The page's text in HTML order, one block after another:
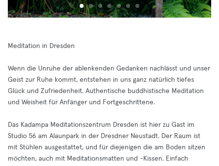
Meditation in Dresden
Wenn die Unruhe der ablenkenden Gedanken nachlässt und unser
Geist zur Ruhe kommt, entstehen in uns ganz natürlich tiefes
Glück und Zufriedenheit. Authentische buddhistische Meditation
und Weisheit für Anfänger und Fortgeschrittene.
Das Kadampa Meditationszentrum Dresden ist hier zu Gast im
Studio 56 am Alaunpark in der Dresdner Neustadt. Der Raum ist
mit Stühlen ausgestattet, und für diejenigen die am Boden sitzen
möchten, auch mit Meditationsmatten und -Kissen. Einfach